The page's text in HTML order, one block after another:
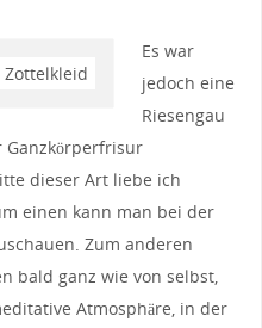
Es war
jedoch eine
Riesengau
Ganzkörperfrisur
dieser Art liebe ich
einen kann man bei der
Zum anderen
bald ganz wie von selbst,
Atmosphäre, in der